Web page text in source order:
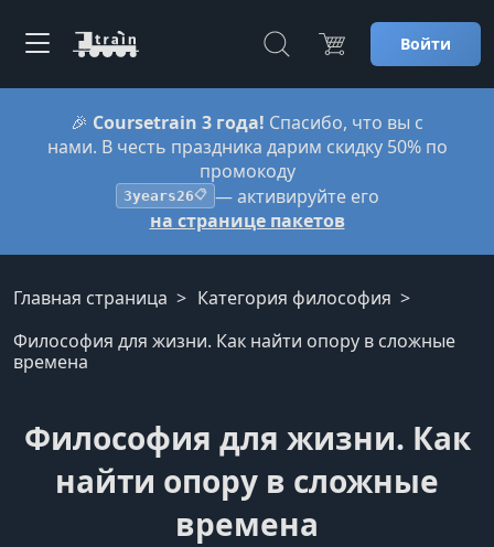
Войти
🎉 Coursetrain 3 года! Спасибо, что вы с
нами. В честь праздника дарим скидку 50% по
промокоду
3years26📋 — активируйте его
на странице пакетов
Главная страница
Категория философия
Философия для жизни. Как найти опору в сложные
времена
Философия для жизни. Как
найти опору в сложные
времена